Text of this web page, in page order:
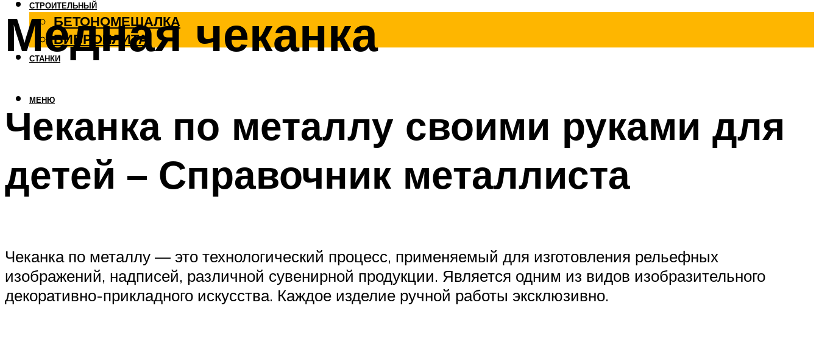
СТРОИТЕЛЬНЫЙ
БЕТОНОМЕШАЛКА
ВИБРОПЛИТА
СТАНКИ
МЕНЮ
Медная чеканка
Чеканка по металлу своими руками для
детей – Справочник металлиста
Чеканка по металлу — это технологический процесс, применяемый для изготовления рельефных
изображений, надписей, различной сувенирной продукции. Является одним из видов изобразительного
декоративно-прикладного искусства. Каждое изделие ручной работы эксклюзивно.